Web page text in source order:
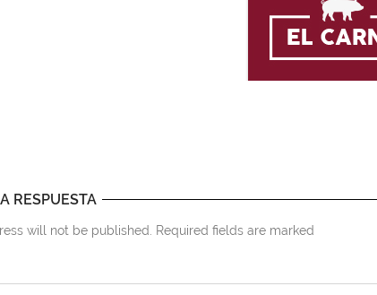
RESPUESTA
will not be published. Required fields are marked